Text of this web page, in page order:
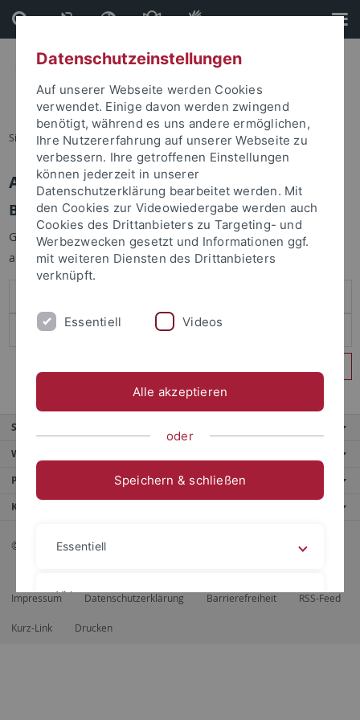
Direkt
zum
Inhalt
Direkt
zur
Fußleiste
Sie sind hier: Startseite
Anmelden
Benutzeranmeldung
Geben Sie Ihren Benutzernamen und Ihr Passwort an um sich
anzumelden:
Service
Weitere Angebote
Portale
Kontaktinfo
© 2026 Eberhard Karls Universität Tübingen, Tübingen
Impressum Datenschutzerklärung Barrierefreiheit RSS-Feed
Kurz-Link Drucken
Datenschutzeinstellungen
Auf unserer Webseite werden Cookies
verwendet. Einige davon werden zwingend
benötigt, während es uns andere ermöglichen,
Ihre Nutzererfahrung auf unserer Webseite zu
verbessern. Ihre getroffenen Einstellungen
können jederzeit in unserer
Datenschutzerklärung bearbeitet werden. Mit
den Cookies zur Videowiedergabe werden auch
Cookies des Drittanbieters zu Targeting- und
Werbezwecken gesetzt und Informationen ggf.
mit weiteren Diensten des Drittanbieters
verknüpft.
Essentiell Videos
Alle akzeptieren
oder
Speichern & schließen
Essentiell
Videos